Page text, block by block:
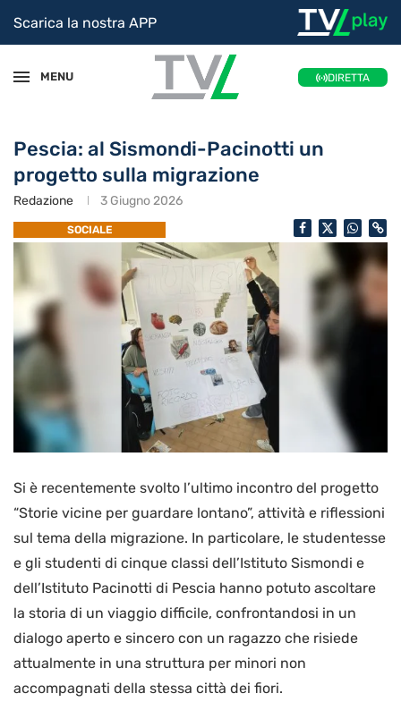
Scarica la nostra APP
MENU DIRETTA
Pescia: al Sismondi-Pacinotti un
progetto sulla migrazione
Redazione 3 Giugno 2026
SOCIALE
Si è recentemente svolto l’ultimo incontro del progetto
“Storie vicine per guardare lontano”, attività e riflessioni
sul tema della migrazione. In particolare, le studentesse
e gli studenti di cinque classi dell’Istituto Sismondi e
dell’Istituto Pacinotti di Pescia hanno potuto ascoltare
la storia di un viaggio difficile, confrontandosi in un
dialogo aperto e sincero con un ragazzo che risiede
attualmente in una struttura per minori non
accompagnati della stessa città dei fiori.